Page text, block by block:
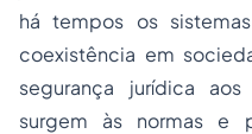
há tempos os
coexistência em
segurança jurídica
surgem às normas e